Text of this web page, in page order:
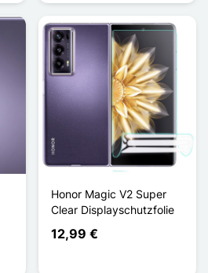
Honor Magic V2 Super
Clear Displayschutzfolie
12,99 €